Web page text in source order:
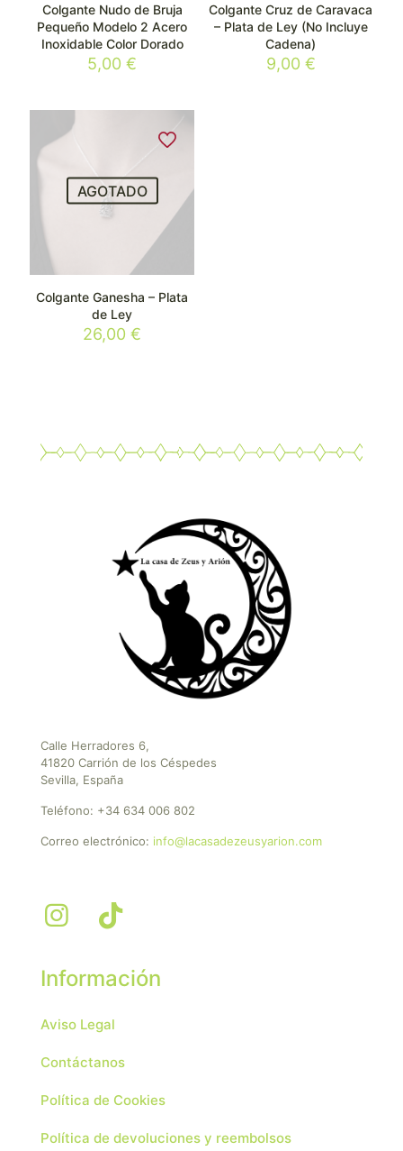
Colgante Nudo de Bruja
Pequeño Modelo 2 Acero
Inoxidable Color Dorado
5,00€
Colgante Cruz de Caravaca
– Plata de Ley (No Incluye
Cadena)
9,00 €
AGOTADO
Colgante Ganesha – Plata
de Ley
26,00€
Calle Herradores 6,
41820 Carrión de los Céspedes
Sevilla, España
Teléfono: +34 634 006 802
Correo electrónico: info@lacasadezeusyarion.com
Información
Aviso Legal
Contáctanos
Política de Cookies
Política de devoluciones y reembolsos